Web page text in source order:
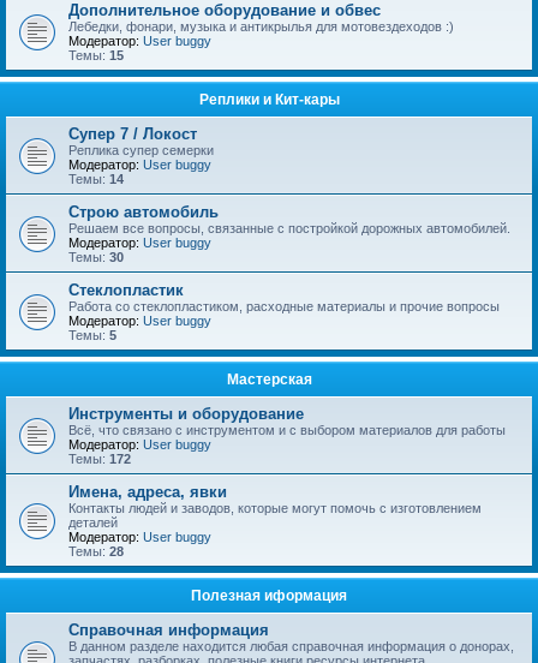
Дополнительное оборудование и обвес
Лебедки, фонари, музыка и антикрылья для мотовездеходов :)
Модератор: User buggy
Темы: 15
Реплики и Кит-кары
Супер 7 / Локост
Реплика супер семерки
Модератор: User buggy
Темы: 14
Строю автомобиль
Решаем все вопросы, связанные с постройкой дорожных автомобилей.
Модератор: User buggy
Темы: 30
Стеклопластик
Работа со стеклопластиком, расходные материалы и прочие вопросы
Модератор: User buggy
Темы: 5
Мастерская
Инструменты и оборудование
Всё, что связано с инструментом и с выбором материалов для работы
Модератор: User buggy
Темы: 172
Имена, адреса, явки
Контакты людей и заводов, которые могут помочь с изготовлением
деталей
Модератор: User buggy
Темы: 28
Полезная иформация
Справочная информация
В данном разделе находится любая справочная информация о донорах,